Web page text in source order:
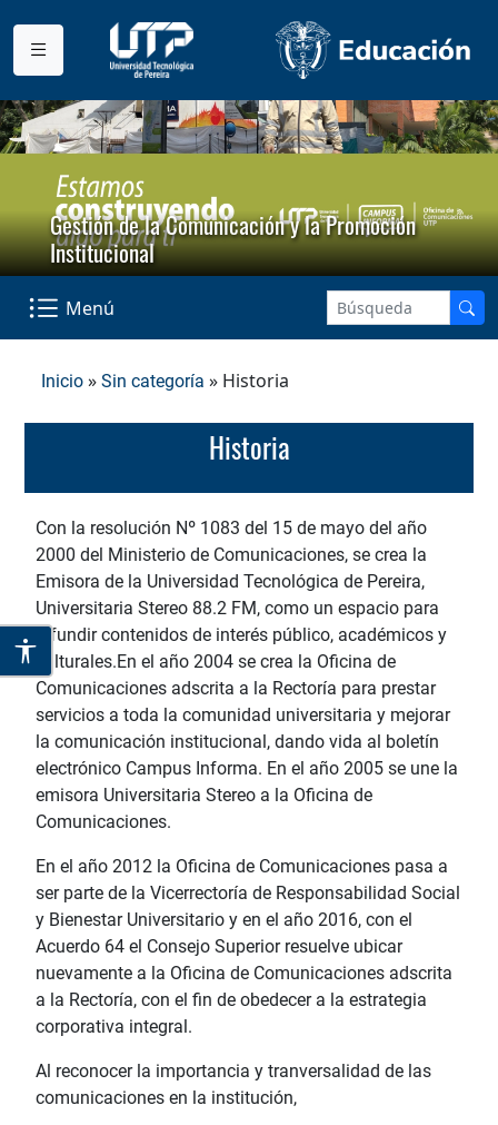
Gestión de la Comunicación y la Promoción
Institucional
Menú
Inicio » Sin categoría » Historia
Historia
Con la resolución Nº 1083 del 15 de mayo del año
2000 del Ministerio de Comunicaciones, se crea la
Emisora de la Universidad Tecnológica de Pereira,
Universitaria Stereo 88.2 FM, como un espacio para
difundir contenidos de interés público, académicos y
culturales.En el año 2004 se crea la Oficina de
Comunicaciones adscrita a la Rectoría para prestar
servicios a toda la comunidad universitaria y mejorar
la comunicación institucional, dando vida al boletín
electrónico Campus Informa. En el año 2005 se une la
emisora Universitaria Stereo a la Oficina de
Comunicaciones.
En el año 2012 la Oficina de Comunicaciones pasa a
ser parte de la Vicerrectoría de Responsabilidad Social
y Bienestar Universitario y en el año 2016, con el
Acuerdo 64 el Consejo Superior resuelve ubicar
nuevamente a la Oficina de Comunicaciones adscrita
a la Rectoría, con el fin de obedecer a la estrategia
corporativa integral.
Al reconocer la importancia y tranversalidad de las
comunicaciones en la institución,